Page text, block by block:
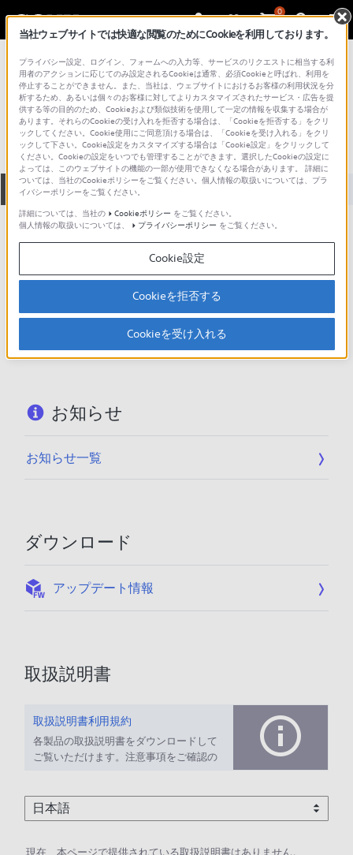
0
総合サポート・お問い合わせ VGN シリーズ
VGNSZ81PS2
全て ダウンロード 取扱説明書 Q&A
製品に関する重要なお知らせ
お知らせ
製品に関する重要なお知らせ
重要なお知らせ一覧
お知らせ
お知らせ一覧
ダウンロード
アップデート情報
取扱説明書
取扱説明書利用規約
各製品の取扱説明書をダウンロードして
ご覧いただけます。注意事項をご確認の
当社ウェブサイトでは快適な閲覧のためにCookieを利用しております。
プライバシー設定、ログイン、フォームへの入力等、サービスのリクエストに相当する利
用者のアクションに応じてのみ設定されるCookieは通常、必須Cookieと呼ばれ、利用を
停止することができません。また、当社は、ウェブサイトにおけるお客様の利用状況を分
析するため、あるいは個々のお客様に対してよりカスタマイズされたサービス・広告を提
供する等の目的のため、Cookieおよび類似技術を使用して一定の情報を収集する場合が
あります。それらのCookieの受け入れを拒否する場合は、「Cookieを拒否する」をクリ
ックしてください。Cookie使用にご同意頂ける場合は、「Cookieを受け入れる」をクリ
ックして下さい。Cookie設定をカスタマイズする場合は「Cookie設定」をクリックして
ください。Cookieの設定をいつでも管理することができます。選択したCookieの設定に
よっては、このウェブサイトの機能の一部が使用できなくなる場合があります。 詳細に
ついては、当社のCookieポリシーをご覧ください。個人情報の取扱いについては、プラ
イバシーポリシーをご覧ください。
詳細については、当社の
Cookieポリシー をご覧ください。
個人情報の取扱いについては、
プライバシーポリシー をご覧ください。
Cookie設定
Cookieを拒否する
Cookieを受け入れる